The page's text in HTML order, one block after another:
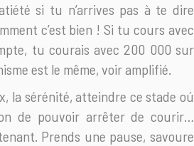
si tu n’arrives pas à te dire
c’est bien ! Si tu cours avec
tu courais avec 200 000 sur
est le même, voir amplifié.
la sérénité, atteindre ce stade oú
de pouvoir arrêter de courir…
Prends une pause, savoure